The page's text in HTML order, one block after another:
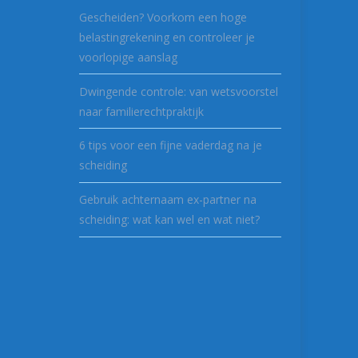
Gescheiden? Voorkom een hoge
belastingrekening en controleer je
voorlopige aanslag
Dwingende controle: van wetsvoorstel
naar familierechtpraktijk
6 tips voor een fijne vaderdag na je
scheiding
Gebruik achternaam ex-partner na
scheiding: wat kan wel en wat niet?